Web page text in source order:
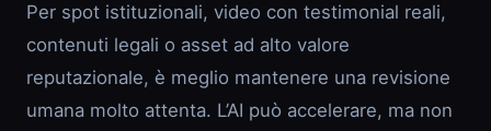
Per spot istituzionali, video con testimonial reali,
contenuti legali o asset ad alto valore
reputazionale, è meglio mantenere una revisione
umana molto attenta. L’AI può accelerare, ma non